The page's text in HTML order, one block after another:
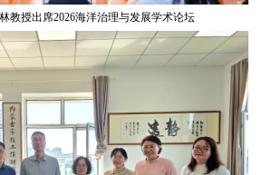
教授出席2026海洋治理与发展学术论坛